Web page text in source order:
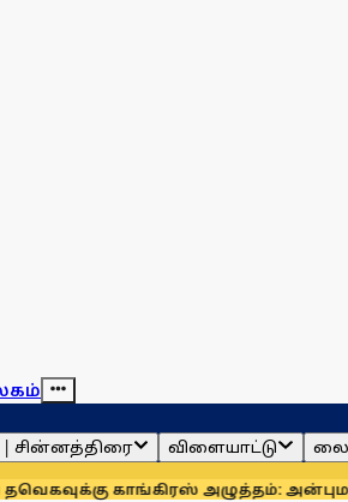
| சின்னத்திரை விளையாட்டு
காங்கிரஸ் அழுத்தம்: அன்புமணி